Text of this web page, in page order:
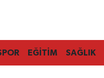
EĞİTİM SAĞLIK